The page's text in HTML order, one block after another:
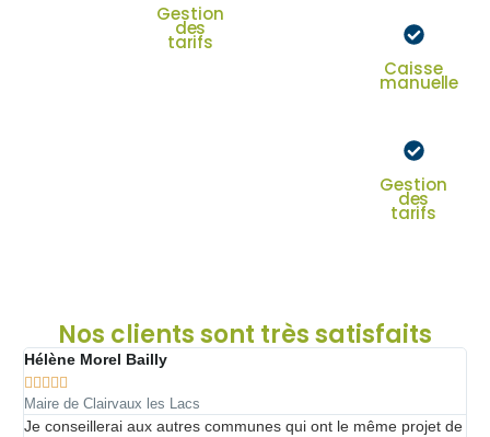
Gestion
des
tarifs
Caisse
manuelle
Gestion
des
tarifs
Nos clients sont très satisfaits
Hélène Morel Bailly
    
Maire de Clairvaux les Lacs
Je conseillerai aux autres communes qui ont le même projet de